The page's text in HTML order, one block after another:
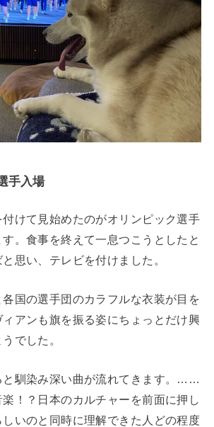
手入場
けて見始めたのがオリンピック選手
。食事を終えて一息つこうとしたと
思い、テレビを付けました。
国の選手団のカラフルな衣装が目を
アンも旗を振る姿にちょっとだけ興
でした。
と馴染み深い曲が流れてきます。……
！？日本のカルチャーを前面に押し
いのと同時に理解できた人どの程度